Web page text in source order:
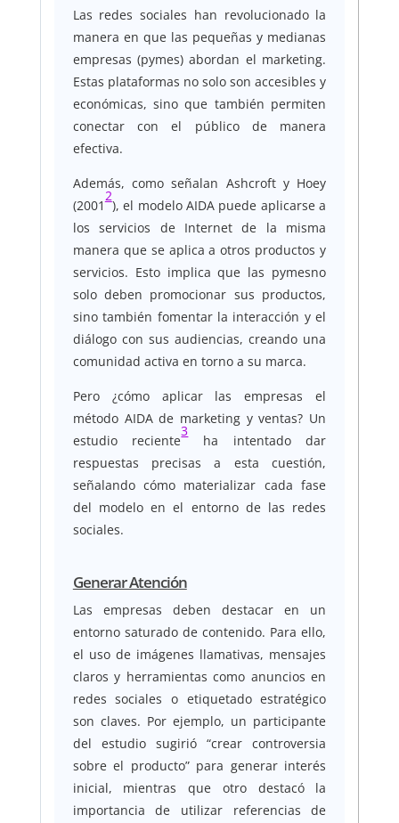
Las redes sociales han revolucionado la
manera en que las pequeñas y medianas
empresas (pymes) abordan el marketing.
Estas plataformas no solo son accesibles y
económicas, sino que también permiten
conectar con el público de manera
efectiva.
Además, como señalan Ashcroft y Hoey
(2001
2
), el modelo AIDA puede aplicarse a
los servicios de Internet de la misma
manera que se aplica a otros productos y
servicios. Esto implica que las pymesno
solo deben promocionar sus productos,
sino también fomentar la interacción y el
diálogo con sus audiencias, creando una
comunidad activa en torno a su marca.
Pero ¿cómo aplicar las empresas el
método AIDA de marketing y ventas? Un
estudio reciente
3
ha intentado dar
respuestas precisas a esta cuestión,
señalando cómo materializar cada fase
del modelo en el entorno de las redes
sociales.
Generar Atención
Las empresas deben destacar en un
entorno saturado de contenido. Para ello,
el uso de imágenes llamativas, mensajes
claros y herramientas como anuncios en
redes sociales o etiquetado estratégico
son claves. Por ejemplo, un participante
del estudio sugirió “crear controversia
sobre el producto” para generar interés
inicial, mientras que otro destacó la
importancia de utilizar referencias de